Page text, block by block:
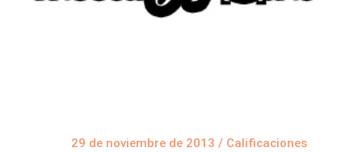
29 de noviembre de 2013 / Calificaciones